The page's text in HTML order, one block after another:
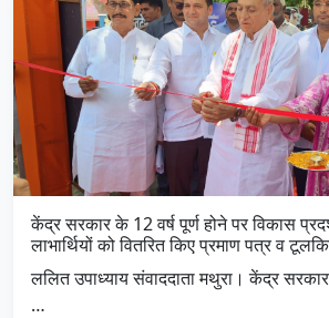
केंद्र सरकार के 12 वर्ष पूर्ण होने पर विकास
लाभार्थियों को वितरित किए प्रमाण पत्र व
ललित उपाध्याय संवाददाता मथुरा। केंद्र
…